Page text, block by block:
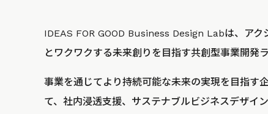
IDEAS FOR GOOD Business Design Labは、アク
とワクワクする未来創りを目指す共創型事業開発ラ
事業を通じてより持続可能な未来の実現を目指す
て、社内浸透支援、サステナブルビジネスデザイ